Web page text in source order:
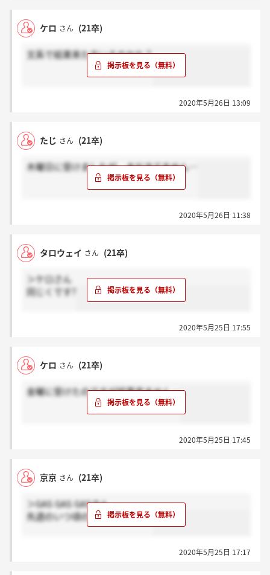
ケロ さん (21卒)
文系で結果来た方いるのかな？
2020年5月26日 13:09
たじ さん (21卒)
木曜日に受けましたが、まだきてません…
2020年5月26日 11:38
タロウェイ さん (21卒)
＞ケロさん
同じくです?
2020年5月25日 17:55
ケロ さん (21卒)
金曜に受けたのですが結果来ません…
2020年5月25日 17:45
京京 さん (21卒)
＞GAS GAS GASさん
先週のいつ頃の面接でしたか？
2020年5月25日 17:17